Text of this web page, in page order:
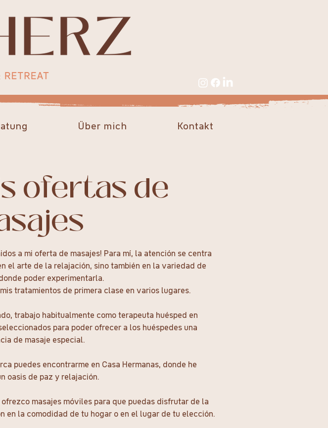
Über mich Kontakt
ofertas de
a mi oferta de masajes! Para mí, la atención se centra
el arte de la relajación, sino también en la variedad de
poder experimentarla.
tratamientos de primera clase en varios lugares.
trabajo habitualmente como terapeuta huésped en
para poder ofrecer a los huéspedes una
de masaje especial.
puedes encontrarme en Casa Hermanas, donde he
oasis de paz y relajación.
ofrezco masajes móviles para que puedas disfrutar de la
en la comodidad de tu hogar o en el lugar de tu elección.